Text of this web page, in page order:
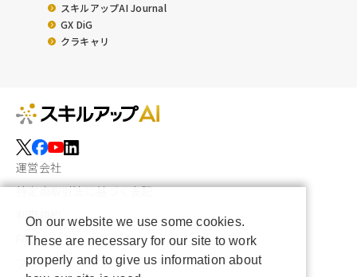
スキルアップAI Journal
GX DiG
クラキャリ
運営会社
特定商取引法に基づく表記
利用規約
FAQ
プライバシーポリシー
On our website we use some cookies.
These are necessary for our site to work
properly and to give us information about